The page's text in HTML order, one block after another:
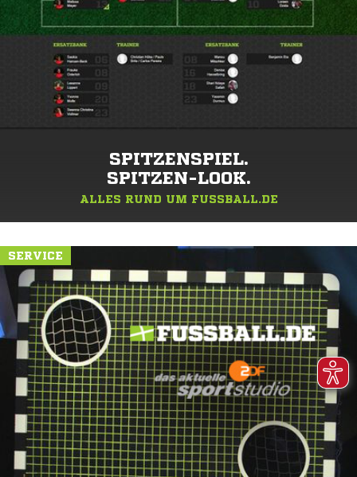
SPITZENSPIEL.
SPITZEN-LOOK.
ALLES RUND UM FUSSBALL.DE
SERVICE